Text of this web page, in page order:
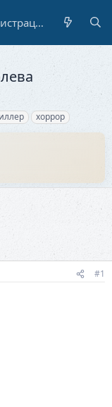
Регистрация
хоррор
#1